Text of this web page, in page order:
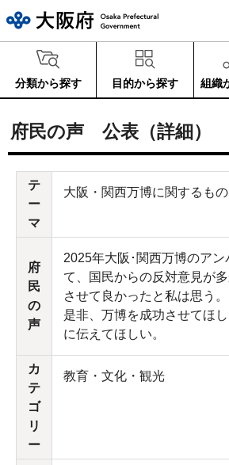
分類から探す 目的から探す 組織
府民の声 公表（詳細）
テ
ー
マ
大阪・関西万博に関するもの
府
民
の
声
2025年大阪･関西万博のア
て、国民からの反対意見が
させて良かったと私は思う。
是非、万博を成功させてほ
に伝えてほしい。
カ
テ
ゴ
リ
ー
教育・文化・観光